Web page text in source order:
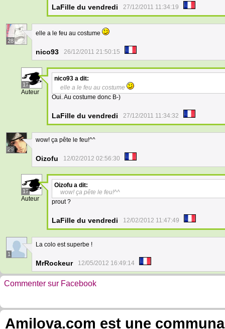
LaFille du vendredi 27/12/2011 11:34:19
28
elle a le feu au costume
nico93 26/12/2011 21:50:15
17
Auteur
nico93 a dit:
elle a le feu au costume
Oui. Au costume donc B-)
LaFille du vendredi 27/12/2011 11:34:32
29
wow! ça pête le feu!^^
Oizofu 12/02/2012 02:56:30
17
Auteur
Oizofu a dit:
wow! ça pête le feu!^^
prout ?
LaFille du vendredi 12/02/2012 11:47:49
1
La colo est superbe !
MrRockeur 12/05/2012 16:49:14
Commenter sur Facebook
Amilova.com est une